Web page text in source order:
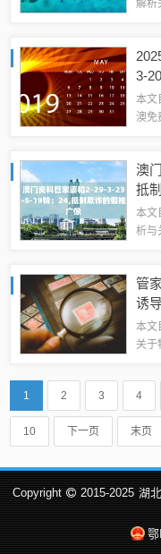
解析
好！
3-
销
本文
澳免
假宣
澳
抵
本文
析与
料管
管
诱
本文
关于
析1
角色
1 2 3 4
10 下一页 末页
Copyright 2015-2025 湖